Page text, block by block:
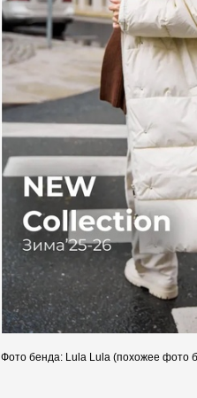
Фото бенда: Lula Lula (похожее фото